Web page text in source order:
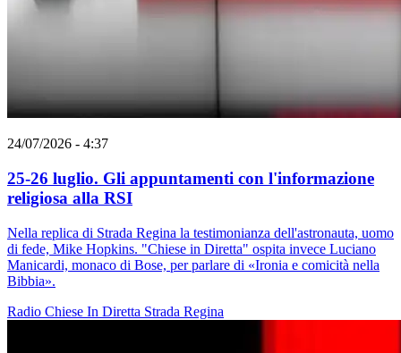
24/07/2026 - 4:37
25-26 luglio. Gli appuntamenti con l'informazione
religiosa alla RSI
Nella replica di Strada Regina la testimonianza dell'astronauta, uomo
di fede, Mike Hopkins. "Chiese in Diretta" ospita invece Luciano
Manicardi, monaco di Bose, per parlare di «Ironia e comicità nella
Bibbia».
Radio Chiese In Diretta Strada Regina